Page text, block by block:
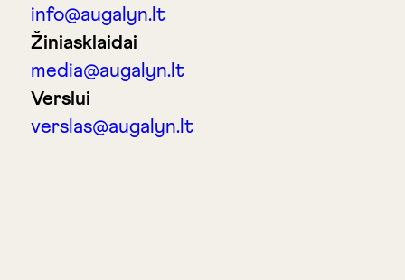
info@augalyn.lt
Žiniasklaidai
media@augalyn.lt
Verslui
verslas@augalyn.lt